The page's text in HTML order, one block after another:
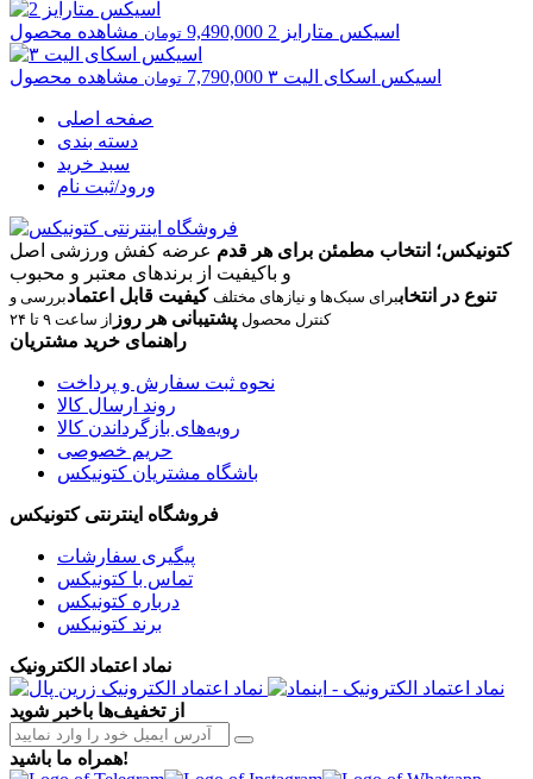
اسیکس متارایز 2 9,490,000 تومان مشاهده محصول
اسیکس اسکای الیت ۳ 7,790,000 تومان مشاهده محصول
صفحه اصلی
دسته بندی
سبد خرید
ورود/ثبت نام
کتونیکس؛ انتخاب مطمئن برای هر قدم عرضه کفش ورزشی اصل
و باکیفیت از برندهای معتبر و محبوب
تنوع در انتخاببرای سبک‌ها و نیازهای مختلف کیفیت قابل اعتمادبررسی و
کنترل محصول پشتیبانی هر روز از ساعت ۹ تا ۲۴
راهنمای خرید مشتریان
نحوه ثبت سفارش و پرداخت
روند ارسال کالا
رویه‌های بازگرداندن کالا
حریم خصوصی
باشگاه مشتریان کتونیکس
فروشگاه اینترنتی کتونیکس
پیگیری سفارشات
تماس با کتونیکس
درباره کتونیکس
برند کتونیکس
نماد اعتماد الکترونیک
از تخفیف‌ها باخبر شوید
همراه ما باشید!